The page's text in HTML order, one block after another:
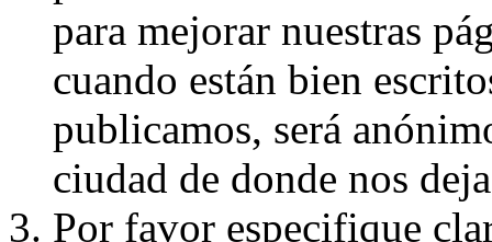
para mejorar nuestras
cuando están bien
publicamos, será
ciudad de donde nos
Por favor especifique